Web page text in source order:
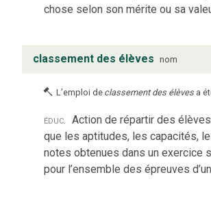
chose selon son mérite ou sa
classement des élèves nom
L’emploi de classement des élèves a
éduc. Action de répartir des
que les aptitudes, les capacités,
notes obtenues dans un exercice
pour l’ensemble des épreuves